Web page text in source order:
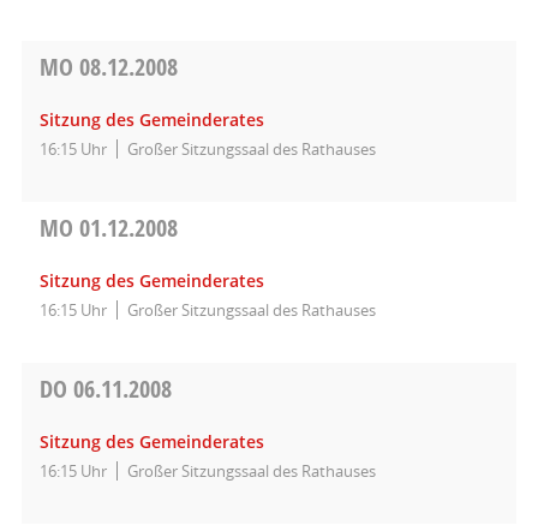
MO 08.12.2008
Sitzung des Gemeinderates
16:15 Uhr Großer Sitzungssaal des Rathauses
MO 01.12.2008
Sitzung des Gemeinderates
16:15 Uhr Großer Sitzungssaal des Rathauses
DO 06.11.2008
Sitzung des Gemeinderates
16:15 Uhr Großer Sitzungssaal des Rathauses